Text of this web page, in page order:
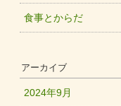
食事とからだ
アーカイブ
2024年9月